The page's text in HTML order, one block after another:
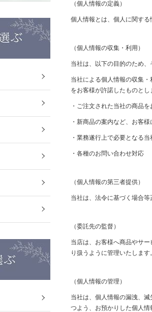
（個人情報の定義）
個人情報とは、個人に関す
（個人情報の収集・利用）
当社は、以下の目的のため
当社による個人情報の収集
をお客様が許諾したものとし
・ご注文された当社の商品
・新商品の案内など、お客
・業務遂行上で必要となる
・各種のお問い合わせ対応
（個人情報の第三者提供）
当社は、法令に基づく場合
（委託先の監督）
当店は、お客様へ商品やサ
り扱うように管理いたします。
（個人情報の管理）
当社は、個人情報の漏洩、
つよう、お預かりした個人情